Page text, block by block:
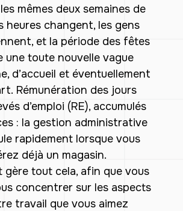
mêmes deux semaines de
heures changent, les gens
et la période des fêtes
une toute nouvelle vague
d’accueil et éventuellement
Rémunération des jours
d’emploi (RE), accumulés
: la gestion administrative
rapidement lorsque vous
déjà un magasin.
gère tout cela, afin que vous
concentrer sur les aspects
travail que vous aimez